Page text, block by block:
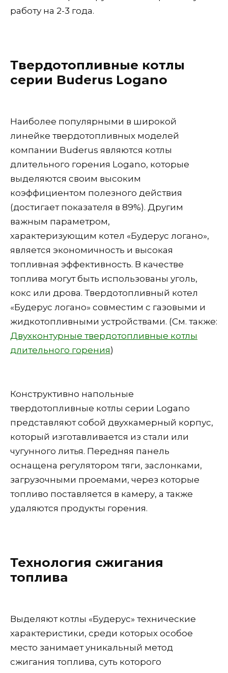
работу на 2-3 года.
Твердотопливные котлы
серии Buderus Logano
Наиболее популярными в широкой
линейке твердотопливных моделей
компании Buderus являются котлы
длительного горения Logano, которые
выделяются своим высоким
коэффициентом полезного действия
(достигает показателя в 89%). Другим
важным параметром,
характеризующим котел «Будерус логано»,
является экономичность и высокая
топливная эффективность. В качестве
топлива могут быть использованы уголь,
кокс или дрова. Твердотопливный котел
«Будерус логано» совместим с газовыми и
жидкотопливными устройствами. (См. также:
Двухконтурные твердотопливные котлы
длительного горения)
Конструктивно напольные
твердотопливные котлы серии Logano
представляют собой двухкамерный корпус,
который изготавливается из стали или
чугунного литья. Передняя панель
оснащена регулятором тяги, заслонками,
загрузочными проемами, через которые
топливо поставляется в камеру, а также
удаляются продукты горения.
Технология сжигания
топлива
Выделяют котлы «Будерус» технические
характеристики, среди которых особое
место занимает уникальный метод
сжигания топлива, суть которого